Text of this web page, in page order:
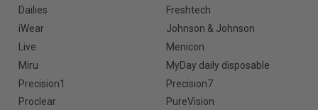
Dailies
Freshtech
iWear
Johnson & Johnson
Live
Menicon
Miru
MyDay daily disposable
Precision1
Precision7
Proclear
PureVision